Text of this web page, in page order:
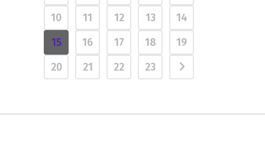
10
11 12 13
14
15
16 17 18
19
20
21 22 23